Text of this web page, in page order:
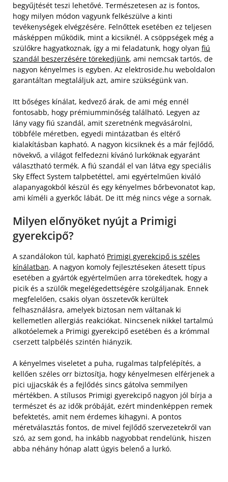
begyűjtését teszi lehetővé. Természetesen az is fontos,
hogy milyen módon vagyunk felkészülve a kinti
tevékenységek elvégzésére. Felnőttek esetében ez teljesen
másképpen működik, mint a kicsiknél. A csöppségek még a
szülőkre hagyatkoznak, így a mi feladatunk, hogy olyan fiú
szandál beszerzésére törekedjünk, ami nemcsak tartós, de
nagyon kényelmes is egyben. Az elektroside.hu weboldalon
garantáltan megtaláljuk azt, amire szükségünk van.
Itt bőséges kínálat, kedvező árak, de ami még ennél
fontosabb, hogy prémiumminőség található. Legyen az
lány vagy fiú szandál, amit szeretnénk megvásárolni,
többféle méretben, egyedi mintázatban és eltérő
kialakításban kapható. A nagyon kicsiknek és a már fejlődő,
növekvő, a világot felfedezni kívánó lurkóknak egyaránt
választható termék. A fiú szandál el van látva egy speciális
Sky Effect System talpbetéttel, ami egyértelműen kiváló
alapanyagokból készül és egy kényelmes bőrbevonatot kap,
ami kíméli a gyerkőc lábát. De itt még nincs vége a sornak.
Milyen előnyöket nyújt a Primigi
gyerekcipő?
A szandálokon túl, kapható Primigi gyerekcipő is széles
kínálatban. A nagyon komoly fejlesztéseken átesett típus
esetében a gyártók egyértelműen arra törekedtek, hogy a
picik és a szülők megelégedettségére szolgáljanak. Ennek
megfelelően, csakis olyan összetevők kerültek
felhasználásra, amelyek biztosan nem váltanak ki
kellemetlen allergiás reakciókat. Nincsenek nikkel tartalmú
alkotóelemek a Primigi gyerekcipő esetében és a krómmal
cserzett talpbélés szintén hiányzik.
A kényelmes viseletet a puha, rugalmas talpfelépítés, a
kellően széles orr biztosítja, hogy kényelmesen elférjenek a
pici ujjacskák és a fejlődés sincs gátolva semmilyen
mértékben. A stílusos Primigi gyerekcipő nagyon jól bírja a
természet és az idők próbáját, ezért mindenképpen remek
befektetés, amit nem érdemes kihagyni. A pontos
méretválasztás fontos, de mivel fejlődő szervezetekről van
szó, az sem gond, ha inkább nagyobbat rendelünk, hiszen
abba néhány hónap alatt úgyis belenő a lurkó.